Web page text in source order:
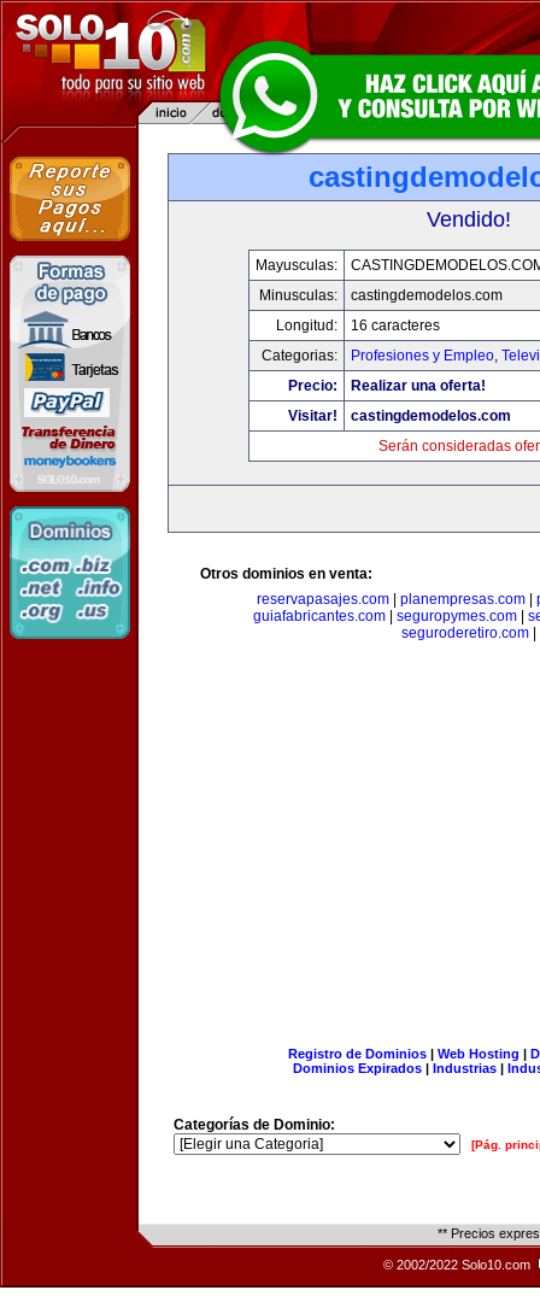
Vendido!
Mayusculas:
Minusculas:
castingdemodelos.com
Longitud:
16 caracteres
Categorias:
Profesiones y Empleo,
Precio:
Realizar una oferta!
Visitar!
castingdemodelos.com
Serán consideradas
Otros dominios en venta:
reservapasajes.com
planempresas.com
guiafabricantes.com| seguropymes.com|
seguroderetiro.com
Registro de Dominios| Web Hosting |
Dominios Expirados | Industrias |
Categorías de Dominio:
[Pág.
** Precios
© 2002/2022 Solo10.com